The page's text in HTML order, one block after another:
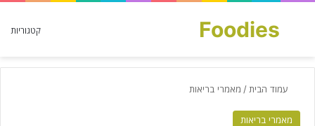
קטגוריות Foodies
חפש עבור
עמוד הבית / מאמרי בריאות
מאמרי בריאות